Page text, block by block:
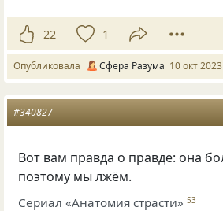
22 1
Опубликовала Сфера Разума 10 окт 2023
#340827
Вот вам правда о правде: она
поэтому мы лжём.
Сериал «Анатомия страсти» 53